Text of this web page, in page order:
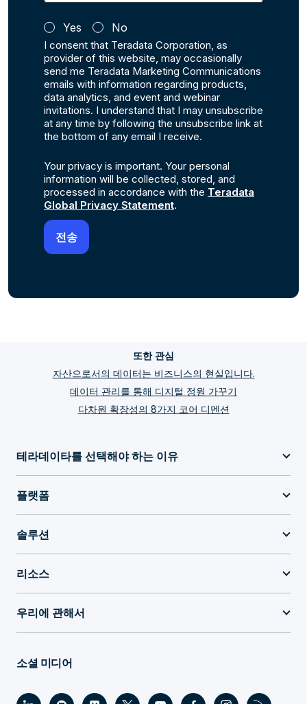
Yes No
I consent that Teradata Corporation, as
provider of this website, may occasionally
send me Teradata Marketing Communications
emails with information regarding products,
data analytics, and event and webinar
invitations. I understand that I may unsubscribe
at any time by following the unsubscribe link at
the bottom of any email I receive.
Your privacy is important. Your personal
information will be collected, stored, and
processed in accordance with the Teradata
Global Privacy Statement.
또한 관심
자산으로서의 데이터는 비즈니스의 현실입니다.
데이터 관리를 통해 디지털 정원 가꾸기
다차원 확장성의 8가지 코어 디멘션
테라데이타를 선택해야 하는 이유
플랫폼
솔루션
리소스
우리에 관해서
소셜 미디어